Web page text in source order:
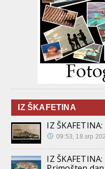
IZ ŠKAFETINA
IZ
09:53, 18.srp
IZ